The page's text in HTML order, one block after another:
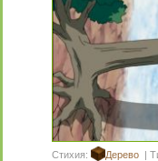
Стихия: Дерево |